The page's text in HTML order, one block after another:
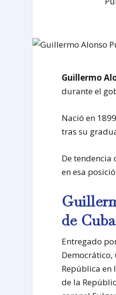
Guillermo
durante el
Nació en
tras su
De tendencia
en esa
de Cuba
Entregado
Democrático,
República en
de la